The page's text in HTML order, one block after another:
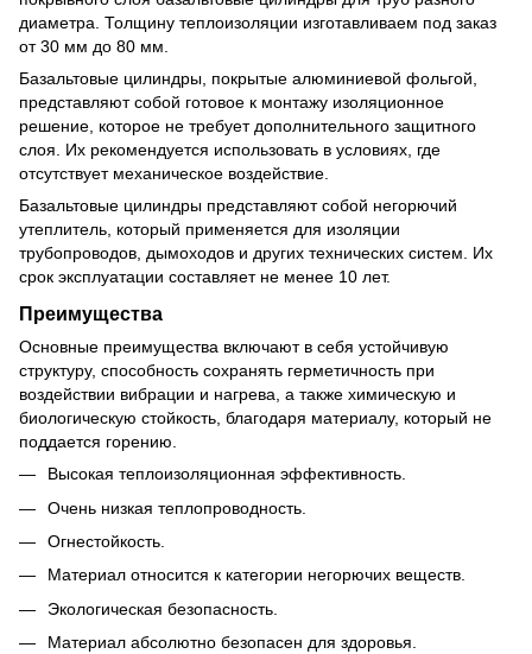
диаметра. Толщину теплоизоляции изготавливаем под заказ
от 30 мм до 80 мм.
Базальтовые цилиндры, покрытые алюминиевой фольгой,
представляют собой готовое к монтажу изоляционное
решение, которое не требует дополнительного защитного
слоя. Их рекомендуется использовать в условиях, где
отсутствует механическое воздействие.
Базальтовые цилиндры представляют собой негорючий
утеплитель, который применяется для изоляции
трубопроводов, дымоходов и других технических систем. Их
срок эксплуатации составляет не менее 10 лет.
Преимущества
Основные преимущества включают в себя устойчивую
структуру, способность сохранять герметичность при
воздействии вибрации и нагрева, а также химическую и
биологическую стойкость, благодаря материалу, который не
поддается горению.
Высокая теплоизоляционная эффективность.
Очень низкая теплопроводность.
Огнестойкость.
Материал относится к категории негорючих веществ.
Экологическая безопасность.
Материал абсолютно безопасен для здоровья.